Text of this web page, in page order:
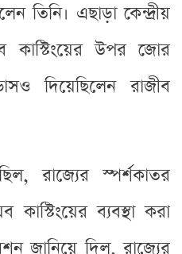
তিনি। এছাড়া কেন্দ্রীয়
কাস্টিংয়ের উপর জোর
দিয়েছিলেন রাজীব
রাজ্যের স্পর্শকাতর
ব্যবস্থা করা
জানিয়ে দিল, রাজ্যের